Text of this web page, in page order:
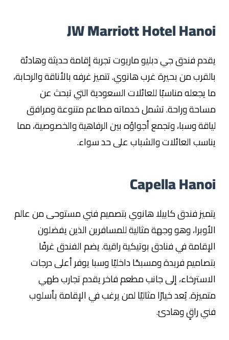
JW Marriott Hotel Hanoi
يقدم فندق جي دبليو ماريوت تجربة إقامة حديثة وهادئة
بالقرب من بحيرة غرب هانوي. تتميز غرفه بالأناقة والرحابة،
ما يجعله مناسبًا للعائلات السعودية التي تبحث عن
مساحة وراحة. تشمل خدماته مطاعم متنوعة ومرافق
لياقة وسبا، وتجمع أجواؤه بين الرفاهية والخصوصية، مما
يناسب العائلات والشباب على حد سواء.
Capella Hanoi
يتميز فندق كابيلا هانوي بتصميم فني مستوحى من عالم
الأوبرا، وهو وجهة مثالية للمسافرين الذين يفضلون
الإقامة في فنادق بوتيكية راقية. يضم الفندق غرفًا
بتصاميم فريدة ومسبحًا داخليًا وسبا يوفر أعلى درجات
الاسترخاء، إلى جانب مطعم فاخر يقدم تجارب طهي
متميزة. يُعد خيارًا مثاليًا لمن يرغب في الإقامة بأسلوب
فني راقٍ وهادئ.